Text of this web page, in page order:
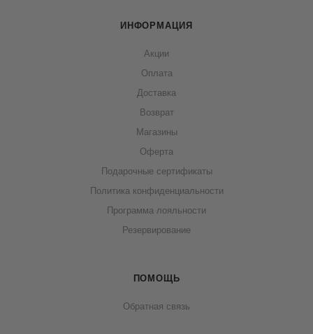
ИНФОРМАЦИЯ
Акции
Оплата
Доставка
Возврат
Магазины
Оферта
Подарочные сертификаты
Политика конфиденциальности
Программа лояльности
Резервирование
ПОМОЩЬ
Обратная связь